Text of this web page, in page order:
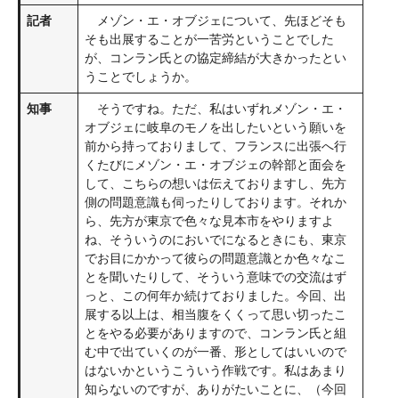
記者
メゾン・エ・オブジェについて、先ほどそも
そも出展することが一苦労ということでした
が、コンラン氏との協定締結が大きかったとい
うことでしょうか。
知事
そうですね。ただ、私はいずれメゾン・エ・
オブジェに岐阜のモノを出したいという願いを
前から持っておりまして、フランスに出張へ行
くたびにメゾン・エ・オブジェの幹部と面会を
して、こちらの想いは伝えておりますし、先方
側の問題意識も伺ったりしております。それか
ら、先方が東京で色々な見本市をやりますよ
ね、そういうのにおいでになるときにも、東京
でお目にかかって彼らの問題意識とか色々なこ
とを聞いたりして、そういう意味での交流はず
っと、この何年か続けておりました。今回、出
展する以上は、相当腹をくくって思い切ったこ
とをやる必要がありますので、コンラン氏と組
む中で出ていくのが一番、形としてはいいので
はないかというこういう作戦です。私はあまり
知らないのですが、ありがたいことに、（今回